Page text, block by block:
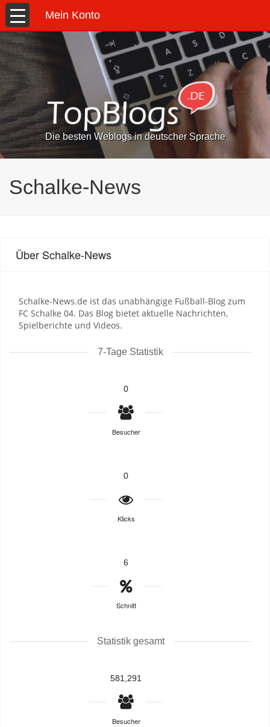
Mein Konto
Die besten Weblogs in deutscher Sprache
Schalke-News
Über Schalke-News
Schalke-News.de ist das unabhängige Fußball-Blog zum
FC Schalke 04. Das Blog bietet aktuelle Nachrichten,
Spielberichte und Videos.
7-Tage Statistik
0
Besucher
0
Klicks
6
Schnitt
Statistik gesamt
581,291
Besucher